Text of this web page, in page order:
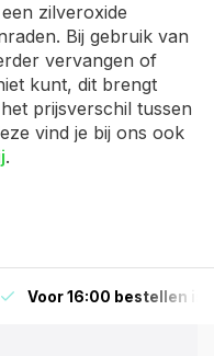
zilveroxide
Bij gebruik van
vervangen of
kunt, dit brengt
prijsverschil tussen
vind je bij ons ook
.
Voor 16:00 bestellen is